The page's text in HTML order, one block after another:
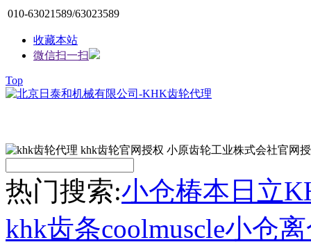
010-63021589/63023589
收藏本站
微信扫一扫
Top
热门搜索:小仓椿本 日立
khk齿条coolmuscle小仓